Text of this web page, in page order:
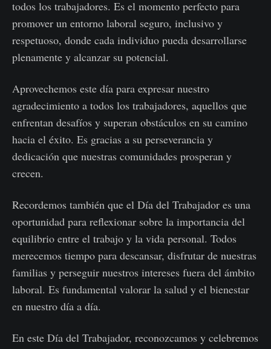
todos los trabajadores. Es el momento perfecto para
promover un entorno laboral seguro, inclusivo y
respetuoso, donde cada individuo pueda desarrollarse
plenamente y alcanzar su potencial.
Aprovechemos este día para expresar nuestro
agradecimiento a todos los trabajadores, aquellos que
enfrentan desafíos y superan obstáculos en su camino
hacia el éxito. Es gracias a su perseverancia y
dedicación que nuestras comunidades prosperan y
crecen.
Recordemos también que el Día del Trabajador es una
oportunidad para reflexionar sobre la importancia del
equilibrio entre el trabajo y la vida personal. Todos
merecemos tiempo para descansar, disfrutar de nuestras
familias y perseguir nuestros intereses fuera del ámbito
laboral. Es fundamental valorar la salud y el bienestar
en nuestro día a día.
En este Día del Trabajador, reconozcamos y celebremos